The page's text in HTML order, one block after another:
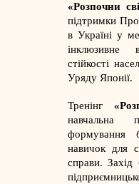
«Розпочни
підтримки
в Україні у
інклюзивне
стійкості
Уряду Японії.
Тренінг
навчальна
формування
навичок для
справи. Захід